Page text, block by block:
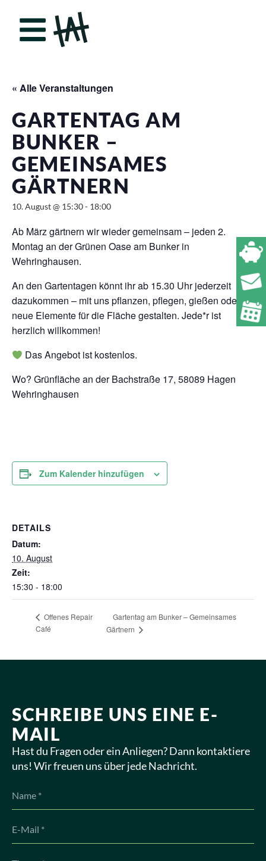
« Alle Veranstaltungen
GARTENTAG AM
BUNKER –
GEMEINSAMES
GÄRTNERN
10. August @ 15:30- 18:00
Ab März gärtnern wir wieder gemeinsam – jeden 2.
Montag an der Grünen Oase am Bunker in
Wehringhausen.
An den Gartentagen könnt ihr ab 15.30 Uhr jederzeit
dazukommen – mit uns pflanzen, pflegen, gießen oder
neue Elemente für die Fläche gestalten. Jede*r ist
herzlich willkommen!
Das Angebot ist kostenlos.
Wo? Grünfläche an der Bachstraße 17, 58089 Hagen
Wehringhausen
Zum Kalender hinzufügen
DETAILS
Datum:
10. August
Zeit:
15:30 - 18:00
Offenes Repair
Café
Gartentag am Bunker – Gemeinsames
Gärtnern
SCHREIBE UNS EINE E-
MAIL
Hast du Fragen oder ein Anliegen? Dann kontaktiere
uns! Wir freuen uns über jede Nachricht.